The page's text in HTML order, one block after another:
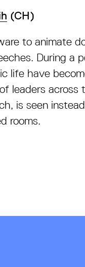
(CH)
to animate
During a
life have
leaders across
is seen
rooms.